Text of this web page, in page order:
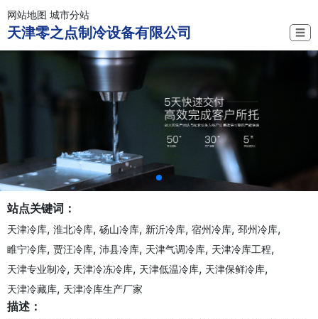
网站地图 城市分站
天津零之点制冷设备有限公司 ☰
站点关键词：
天津冷库, 淮北冷库, 砀山冷库, 新沂冷库, 宿州冷库, 邳州冷库,
睢宁冷库, 贾汪冷库, 沛县冷库, 天津气调冷库, 天津冷库工程,
天津专业制冷, 天津冷冻冷库, 天津低温冷库, 天津保鲜冷库,
天津冷藏库, 天津冷库生产厂家
描述：